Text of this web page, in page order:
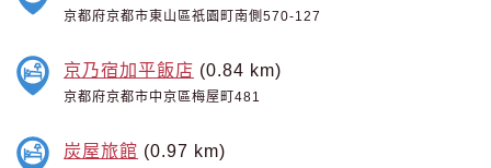
京都府京都市東山區祇園町南側570-127
京乃宿加平飯店 (0.84 km)
京都府京都市中京區梅屋町481
炭屋旅館 (0.97 km)